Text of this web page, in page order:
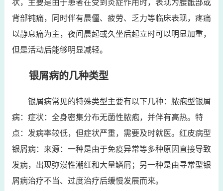
状，主要是由于患者在受到炎症作用时，表现为腰骶部或
背部钝痛，同时伴有晨僵、疲劳、乏力等临床表现，疼痛
以静息痛为主，夜间晨起或久坐后起立时可以明显加重，
但是活动后能够明显减轻。
银屑病的几种类型
银屑病常见的特殊类型主要有以下几种：脓疱型银屑
病：症状：全身密集分布无菌性脓疱，并伴有高热。特
点：发病率较低，但症状严重，需要及时就医。红皮病型
银屑病：来源：一种是由于免疫异常等多种原因直接导致
发病，出现弥漫性潮红和大量鳞屑；另一种是由寻常型银
屑病治疗不当、过度治疗后缓慢发展而来。